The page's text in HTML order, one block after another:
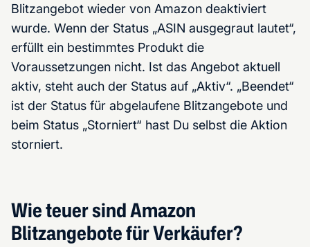
Blitzangebot wieder von Amazon deaktiviert
wurde. Wenn der Status „ASIN ausgegraut lautet“,
erfüllt ein bestimmtes Produkt die
Voraussetzungen nicht. Ist das Angebot aktuell
aktiv, steht auch der Status auf „Aktiv“. „Beendet“
ist der Status für abgelaufene Blitzangebote und
beim Status „Storniert“ hast Du selbst die Aktion
storniert.
Wie teuer sind Amazon
Blitzangebote für Verkäufer?